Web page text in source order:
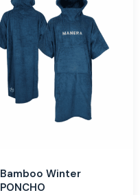
Bamboo Winter
PONCHO